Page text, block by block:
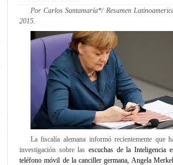
Por Carlos Santamaría*/ Resumen
2015.
La fiscalía alemana informó recientemente que
investigación sobre lasescuchas de la Inteligencia
teléfono móvil de la canciller germana, Angela Merkel